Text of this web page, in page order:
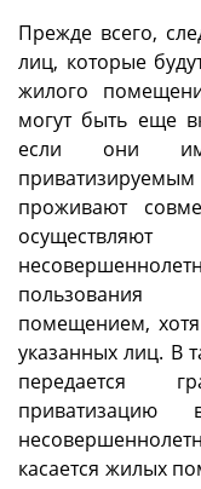
Прежде всего,
лиц, которые
жилого
могут быть еще
если они
проживают
пользования
помещением,
указанных лиц. В
передается
касается жилых